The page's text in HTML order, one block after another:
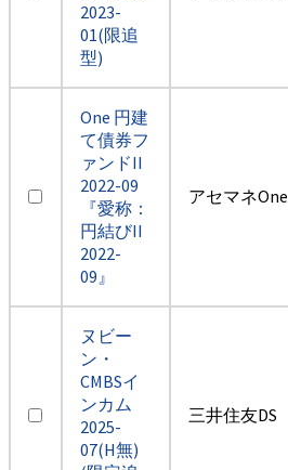
2023-
01(限追
型)
One 円建
て債券フ
ァンドII
2022-09
『愛称：
円結びII
2022-
09』
アセマネOne
ヌビー
ン・
CMBSイ
ンカム
2025-
07(H無)
三井住友DS